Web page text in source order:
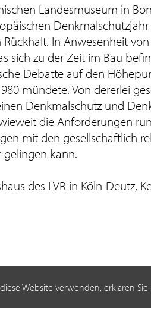
Website verwenden, erklären
Landesmuseum in
In Anwesenheit
sich zu der Zeit im Bau
Debatte auf den
mündete. Von dererlei
Denkmalschutz und
die Anforderungen
mit den gesellschaftlich
gelingen kann.
des LVR in Köln-Deutz,